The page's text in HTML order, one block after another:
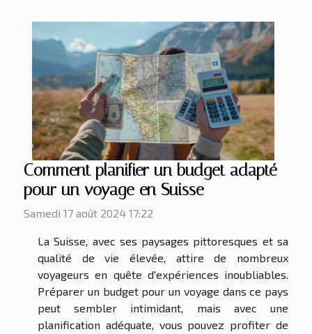
Comment planifier un budget adapté
pour un voyage en Suisse
Samedi 17 août 2024 17:22
La Suisse, avec ses paysages pittoresques et sa
qualité de vie élevée, attire de nombreux
voyageurs en quête d'expériences inoubliables.
Préparer un budget pour un voyage dans ce pays
peut sembler intimidant, mais avec une
planification adéquate, vous pouvez profiter de